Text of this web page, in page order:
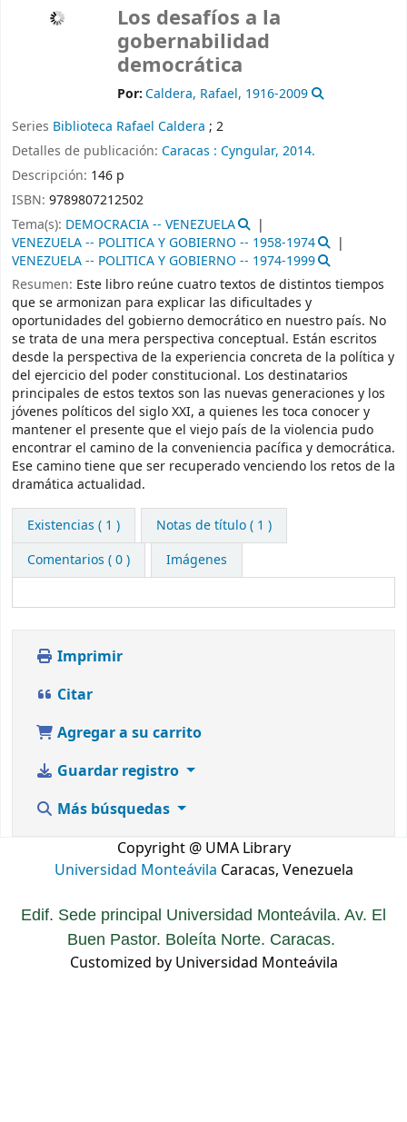
Los desafíos a la
gobernabilidad
democrática
Por:Caldera, Rafael, 1916-2009
Series Biblioteca Rafael Caldera ; 2
Detalles de publicación: Caracas : Cyngular, 2014.
Descripción: 146 p
ISBN: 9789807212502
Tema(s): DEMOCRACIA -- VENEZUELA
VENEZUELA -- POLITICA Y GOBIERNO -- 1958-1974
VENEZUELA -- POLITICA Y GOBIERNO -- 1974-1999
Resumen: Este libro reúne cuatro textos de distintos tiempos
que se armonizan para explicar las dificultades y
oportunidades del gobierno democrático en nuestro país. No
se trata de una mera perspectiva conceptual. Están escritos
desde la perspectiva de la experiencia concreta de la política y
del ejercicio del poder constitucional. Los destinatarios
principales de estos textos son las nuevas generaciones y los
jóvenes políticos del siglo XXI, a quienes les toca conocer y
mantener el presente que el viejo país de la violencia pudo
encontrar el camino de la conveniencia pacífica y democrática.
Ese camino tiene que ser recuperado venciendo los retos de la
dramática actualidad.
Existencias ( 1 )
Notas de título ( 1 )
Comentarios ( 0 )
Imágenes
Imprimir
Citar
Agregar a su carrito
Guardar registro
Más búsquedas
Copyright @ UMA Library
Universidad Monteávila Caracas, Venezuela
Edif. Sede principal Universidad Monteávila. Av. El
Buen Pastor. Boleíta Norte. Caracas.
Customized by Universidad Monteávila